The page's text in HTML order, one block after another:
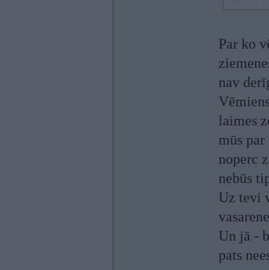
Par ko
nav
laimes
mūs
noperc
nebūs
Uz tevi
Un jā -
pats